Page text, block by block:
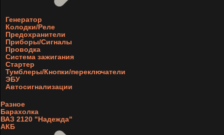
Генератор
Колодки/Реле
Предохранители
Приборы/Сигналы
Проводка
Система зажигания
Стартер
Тумблеры/Кнопки/переключатели
ЭБУ
Автосигнализации
Разное
Барахолка
ВАЗ 2120 "Надежда"
АКБ